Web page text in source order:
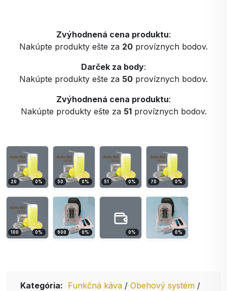
Zvýhodnená cena produktu:
Nakúpte produkty ešte za 20 províznych bodov.
Darček za body:
Nakúpte produkty ešte za 50 províznych bodov.
Zvýhodnená cena produktu:
Nakúpte produkty ešte za 51províznych bodov.
20 0% 50 0% 51 0% 70 0%
100 0% 600 0% 0% 0%
Kategória: Funkčná káva / Obehový systém /